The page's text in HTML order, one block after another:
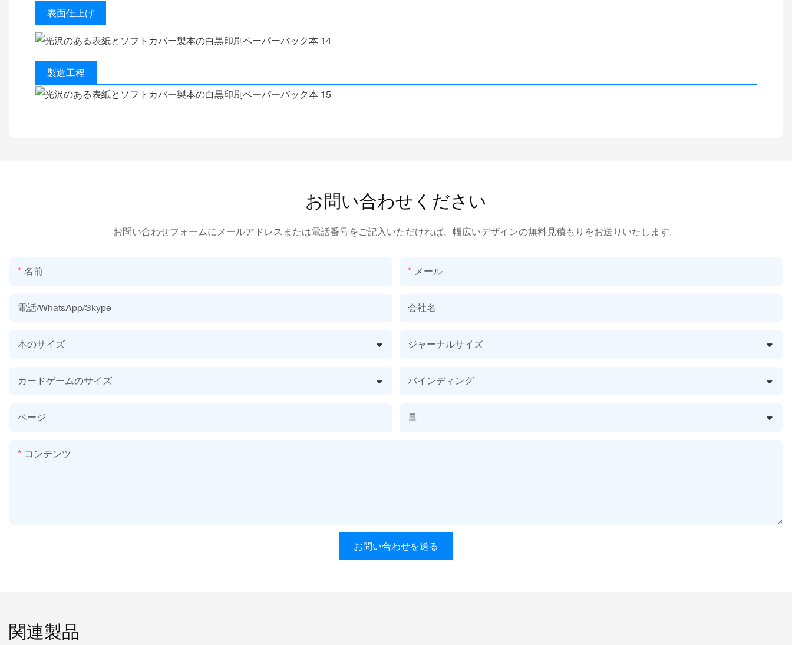
表面仕上げ
製造工程
お問い合わせください
お問い合わせフォームにメールアドレスまたは電話番号をご記入いただければ、幅広いデザインの無料見積もりをお送りいたします。
名前 メール
電話/WhatsApp/Skype 会社名
本のサイズ ジャーナルサイズ
カードゲームのサイズ バインディング
ページ 量
コンテンツ
お問い合わせを送る
関連製品